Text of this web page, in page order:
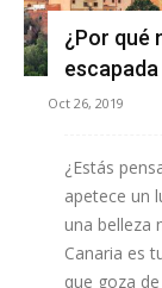
¿Por qué
escapada
Oct 26, 2019
¿Estás
apetece un
una belleza
Canaria es
que goza